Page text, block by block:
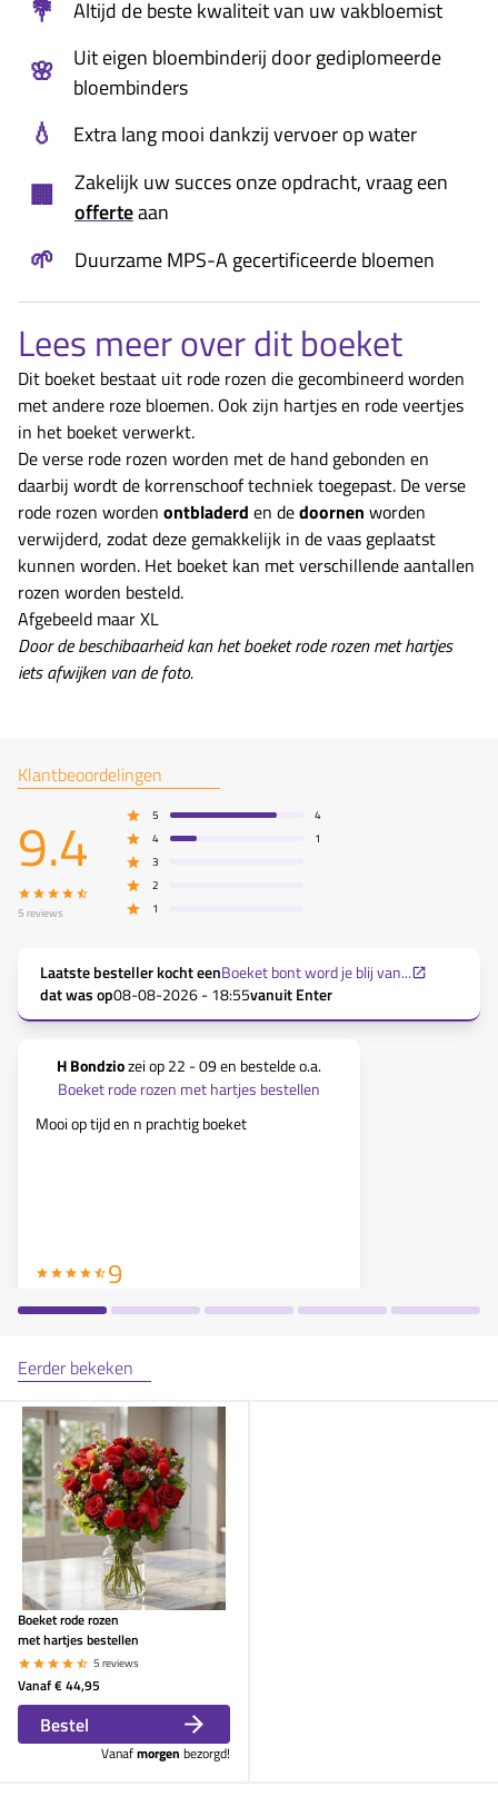
💐 Altijd de beste kwaliteit van uw vakbloemist
🌸
Uit eigen bloembinderij door gediplomeerde
bloembinders
💧 Extra lang mooi dankzij vervoer op water
🏢
Zakelijk uw succes onze opdracht, vraag een
offerteaan
🌱 Duurzame MPS-A gecertificeerde bloemen
Lees meer over dit boeket
Dit boeket bestaat uit rode rozen die gecombineerd worden
met andere roze bloemen. Ook zijn hartjes en rode veertjes
in het boeket verwerkt.
De verse rode rozen worden met de hand gebonden en
daarbij wordt de korrenschoof techniek toegepast. De verse
rode rozen worden ontbladerd en dedoornen worden
verwijderd, zodat deze gemakkelijk in de vaas geplaatst
kunnen worden. Het boeket kan met verschillende aantallen
rozen worden besteld.
Afgebeeld maar XL
Door de beschibaarheid kan het boeket rode rozen met hartjes
iets afwijken van de foto.
Klantbeoordelingen
9.4
5 reviews
5
4
4
1
3
2
1
Laatste besteller kocht eenBoeket bont word je blij van...
dat was op08-08-2026 - 18:55vanuitEnter
H Bondziozei op22 - 09en bestelde o.a.
Boeket rode rozen met hartjes bestellen
Mooi op tijd en n prachtig boeket
9
Eerder bekeken
Boeket rode rozen
met hartjes bestellen
5 reviews
Vanaf€ 44,95
Bestel
Vanafmorgen bezorgd!